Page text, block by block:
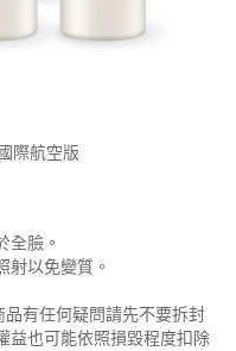
際航空版
全臉。
射以免變質。
有任何疑問請先不要拆封
益也可能依照損毀程度扣除